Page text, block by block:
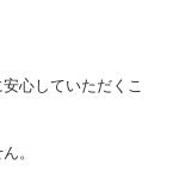
心していただくこ
。